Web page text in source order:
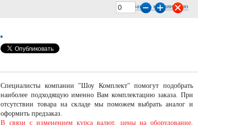
Добавить к сравнению
Специалисты компании "Шоу Комплект" помогут подобрать
наиболее подходящую именно Вам комплектацию заказа. При
отсутствии товара на складе мы поможем выбрать аналог и
оформить предзаказ.
В связи с изменением курса валют, цены на оборудование,